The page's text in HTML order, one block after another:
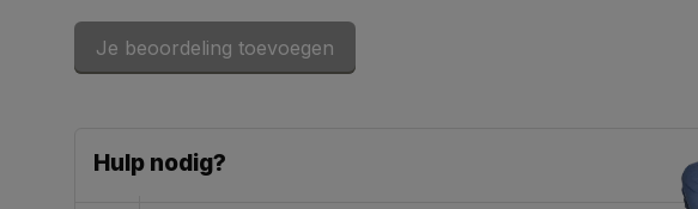
Je beoordeling toevoegen
Hulp nodig?